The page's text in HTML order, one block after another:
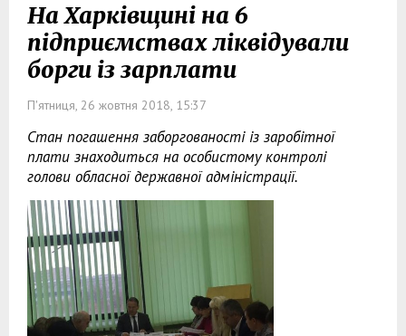
На Харківщині на 6
підприємствах ліквідували
борги із зарплати
П'ятниця, 26 жовтня 2018, 15:37
Стан погашення заборгованості із заробітної
плати знаходиться на особистому контролі
голови обласної державної адміністрації.